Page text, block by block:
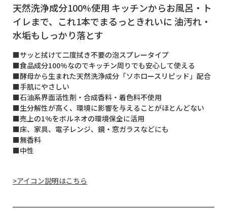
天然洗浄成分100%使用 キッチンからお風呂・ト
イレまで、これ1本でまるっときれいに 油汚れ・
水垢もしっかり落とす
■サッと拭けて二度拭き不要の泡スプレータイプ
■食品成分100%なのでキッチン周りでも安心して使える
■酵母から生まれた天然洗浄成分「ソホロースリピッド」配合
■手肌にやさしい
■石油系界面活性剤・合成香料・着色料不使用
■生分解性が高く、環境に影響を与えることがほとんどない
■売上の1%をボルネオの環境保全に活用
■床、家具、電子レンジ、鏡・窓ガラスなどにも
■無香料
■中性
>アイコン説明はこちら